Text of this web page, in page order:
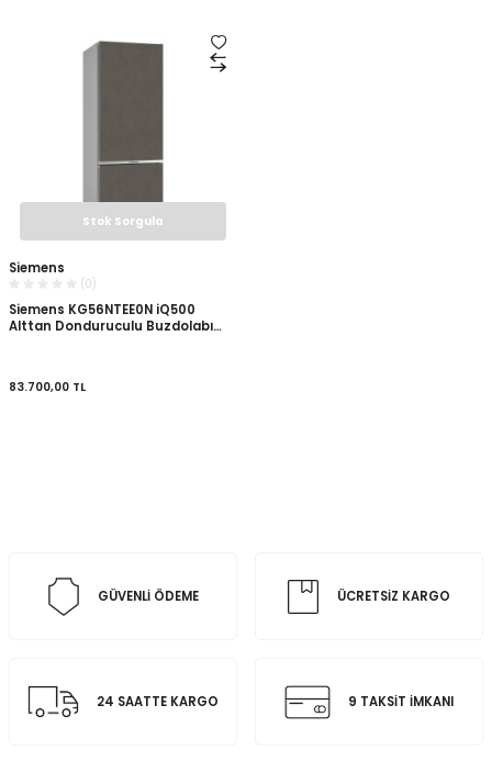
Stok Sorgula
Siemens
(0)
Siemens KG56NTEE0N iQ500
Alttan Donduruculu Buzdolabı
83.700,00 TL
GÜVENLİ ÖDEME ÜCRETSİZ KARGO
24 SAATTE KARGO 9 TAKSİT İMKANI